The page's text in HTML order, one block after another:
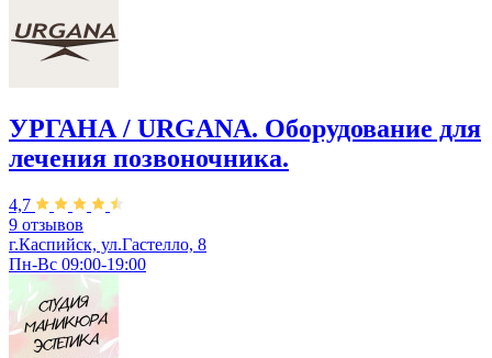
УРГАНА / URGANA. Оборудование для
лечения позвоночника.
4,7
9 отзывов
г.Каспийск, ул.Гастелло, 8
Пн-Вс 09:00-19:00